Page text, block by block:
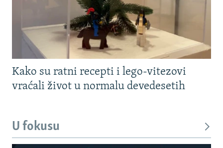
Kako su ratni recepti i lego-vitezovi
vraćali život u normalu devedesetih
U fokusu